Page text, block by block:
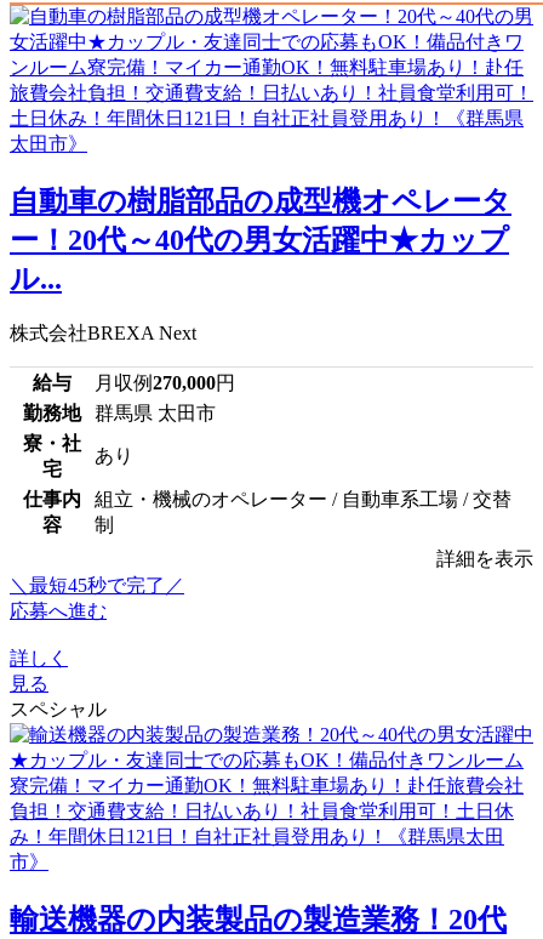
自動車の樹脂部品の成型機オペレータ
ー！20代～40代の男女活躍中★カップ
ル...
株式会社BREXA Next
給与 月収例270,000円
勤務地
群馬県 太田市
寮・社
宅
あり
仕事内
容
組立・機械のオペレーター / 自動車系工場 / 交替
制
詳細を表示
＼最短45秒で完了／
応募へ進む
詳しく
見る
スペシャル
輸送機器の内装製品の製造業務！20代